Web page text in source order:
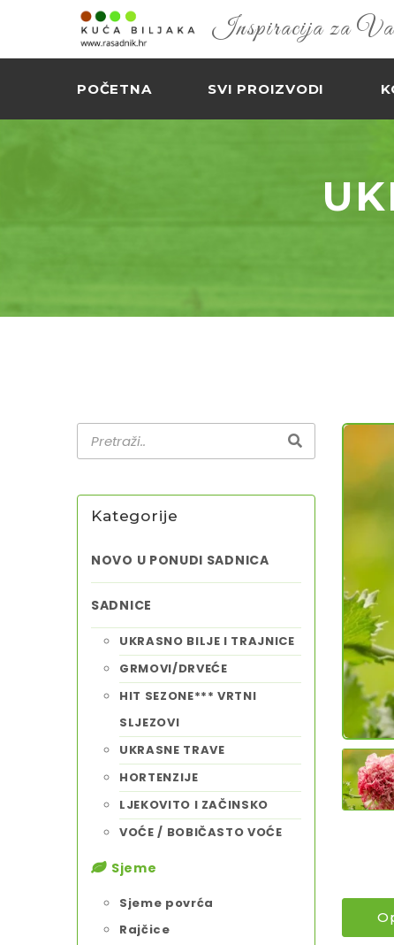
Inspiracija za
POČETNA SVI PROIZVODI
Kategorije
NOVO U PONUDI SADNICA
SADNICE
UKRASNO BILJE I TRAJNICE
GRMOVI/DRVEĆE
HIT SEZONE*** VRTNI
SLJEZOVI
UKRASNE TRAVE
HORTENZIJE
LJEKOVITO I ZAČINSKO
VOĆE / BOBIČASTO VOĆE
Sjeme
Sjeme povrća
Rajčice